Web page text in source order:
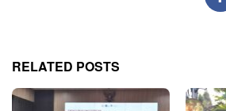
RELATED POSTS